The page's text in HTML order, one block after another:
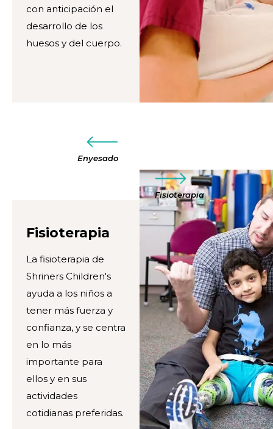
con anticipación el
desarrollo de los
huesos y del cuerpo.
Enyesado
Fisioterapia
Fisioterapia
La fisioterapia de
Shriners Children's
ayuda a los niños a
tener más fuerza y
confianza, y se centra
en lo más
importante para
ellos y en sus
actividades
cotidianas preferidas.